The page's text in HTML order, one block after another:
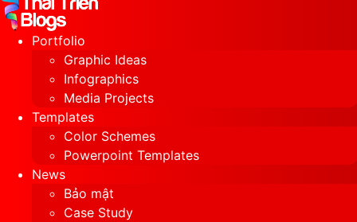
Portfolio
Graphic Ideas
Infographics
Media Projects
Templates
Color Schemes
Powerpoint Templates
News
Bảo mật
Case Study